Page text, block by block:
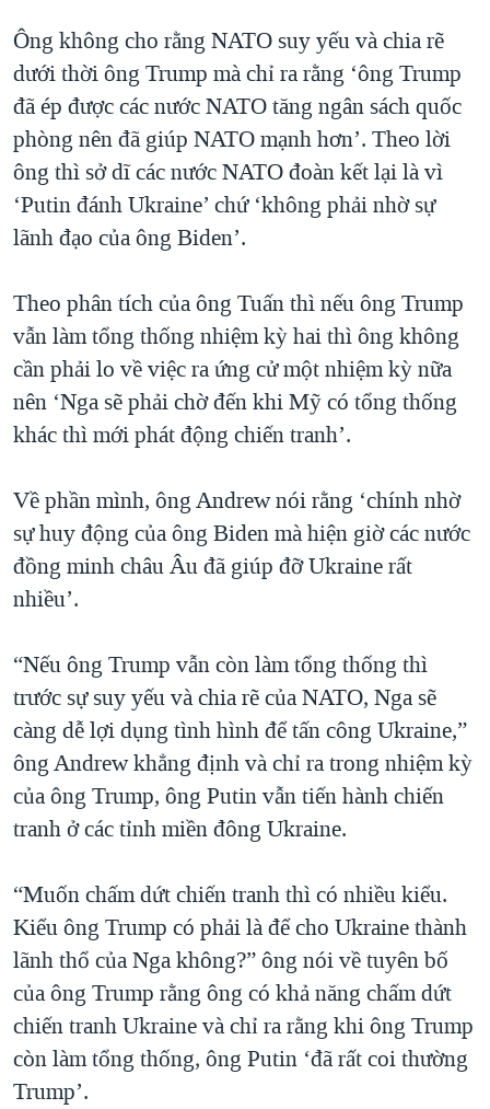
Ông không cho rằng NATO suy yếu và chia rẽ
dưới thời ông Trump mà chỉ ra rằng ‘ông Trump
đã ép được các nước NATO tăng ngân sách quốc
phòng nên đã giúp NATO mạnh hơn’. Theo lời
ông thì sở dĩ các nước NATO đoàn kết lại là vì
‘Putin đánh Ukraine’ chứ ‘không phải nhờ sự
lãnh đạo của ông Biden’.
Theo phân tích của ông Tuấn thì nếu ông Trump
vẫn làm tổng thống nhiệm kỳ hai thì ông không
cần phải lo về việc ra ứng cử một nhiệm kỳ nữa
nên ‘Nga sẽ phải chờ đến khi Mỹ có tổng thống
khác thì mới phát động chiến tranh’.
Về phần mình, ông Andrew nói rằng ‘chính nhờ
sự huy động của ông Biden mà hiện giờ các nước
đồng minh châu Âu đã giúp đỡ Ukraine rất
nhiều’.
“Nếu ông Trump vẫn còn làm tổng thống thì
trước sự suy yếu và chia rẽ của NATO, Nga sẽ
càng dễ lợi dụng tình hình để tấn công Ukraine,”
ông Andrew khẳng định và chỉ ra trong nhiệm kỳ
của ông Trump, ông Putin vẫn tiến hành chiến
tranh ở các tỉnh miền đông Ukraine.
“Muốn chấm dứt chiến tranh thì có nhiều kiểu.
Kiểu ông Trump có phải là để cho Ukraine thành
lãnh thổ của Nga không?” ông nói về tuyên bố
của ông Trump rằng ông có khả năng chấm dứt
chiến tranh Ukraine và chỉ ra rằng khi ông Trump
còn làm tổng thống, ông Putin ‘đã rất coi thường
Trump’.